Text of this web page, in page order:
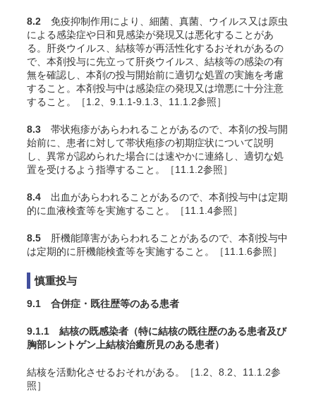
8.2 免疫抑制作用により、細菌、真菌、ウイルス又は原虫
による感染症や日和見感染が発現又は悪化することがあ
る。肝炎ウイルス、結核等が再活性化するおそれがあるの
で、本剤投与に先立って肝炎ウイルス、結核等の感染の有
無を確認し、本剤の投与開始前に適切な処置の実施を考慮
すること。本剤投与中は感染症の発現又は増悪に十分注意
すること。［1.2、9.1.1-9.1.3、11.1.2参照］
8.3 帯状疱疹があらわれることがあるので、本剤の投与開
始前に、患者に対して帯状疱疹の初期症状について説明
し、異常が認められた場合には速やかに連絡し、適切な処
置を受けるよう指導すること。［11.1.2参照］
8.4 出血があらわれることがあるので、本剤投与中は定期
的に血液検査等を実施すること。［11.1.4参照］
8.5 肝機能障害があらわれることがあるので、本剤投与中
は定期的に肝機能検査等を実施すること。［11.1.6参照］
慎重投与
9.1 合併症・既往歴等のある患者
9.1.1 結核の既感染者（特に結核の既往歴のある患者及び
胸部レントゲン上結核治癒所見のある患者）
結核を活動化させるおそれがある。［1.2、8.2、11.1.2参
照］